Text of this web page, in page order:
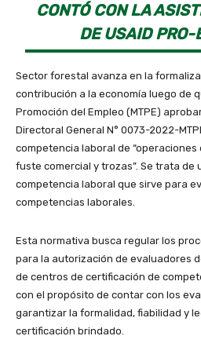
CONTÓ CON LA
DE USAID PRO-
Sector forestal avanza en la
contribución a la economía luego de
Promoción del Empleo (MTPE)
Directoral General N° 0073-2022-
competencia laboral de “operaciones
fuste comercial y trozas”. Se trata de
competencia laboral que sirve para
competencias laborales.
Esta normativa busca regular los
para la autorización de evaluadores
de centros de certificación de
con el propósito de contar con los
garantizar la formalidad, fiabilidad y
certificación brindado.